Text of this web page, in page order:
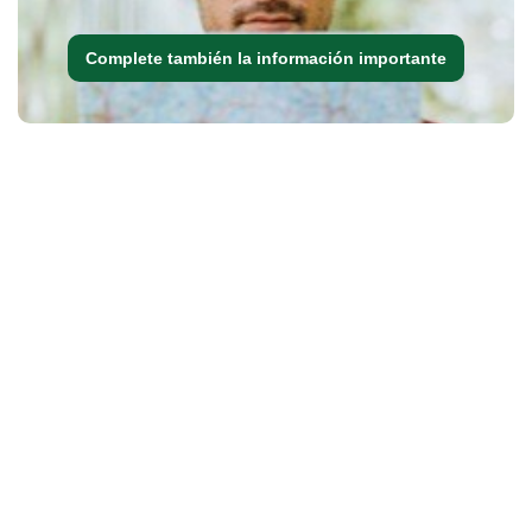
Complete también la información importante